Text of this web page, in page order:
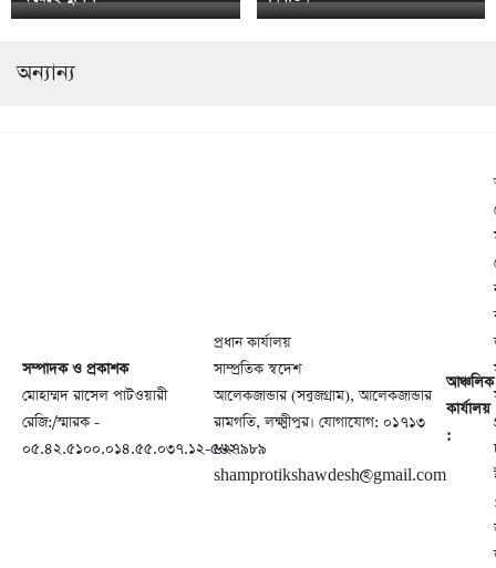
অন্যান্য
সম্পাদক ও প্রকাশক
মোহাম্মদ রাসেল পাটওয়ারী
রেজি:/স্মারক -
০৫.৪২.৫১০০.০১৪.৫৫.০৩৭.১২-৫৬২
প্রধান কার্যালয়
সাম্প্রতিক স্বদেশ
আলেকজান্ডার (সবুজগ্রাম), আলেকজান্ডার
রামগতি, লক্ষ্মীপুর। যোগাযোগ: ০১৭১৩
৬২৭৯৮৯
shamprotikshawdesh@gmail.com
আঞ্চলিক
কার্যালয়
: